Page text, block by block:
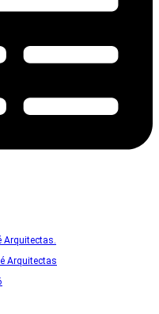
Arquitectas.
Arquitectas